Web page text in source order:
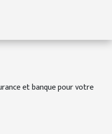
et banque pour votre